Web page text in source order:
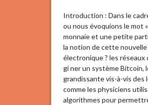
Introduction : Dans le
ou nous évoquions le mot
monnaie et une petite
la notion de cette
électronique ? les
gi ner un système Bitcoin,
grandissante vis-à-vis des
comme les physiciens
algorithmes pour